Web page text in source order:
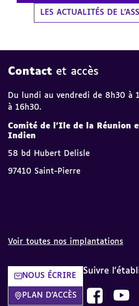
LES ACTUALITÉS DE
Contact et accès
Du lundi au vendredi de 8h30 à
à 16h30.
Comité de l'Ile de la Réunion
Indien
58 bd Hubert Delisle
97410 Saint-Pierre
Voir toutes nos implantations
NOUS ÉCRIRE
PLAN D'ACCÈS
Suivre
Page Page